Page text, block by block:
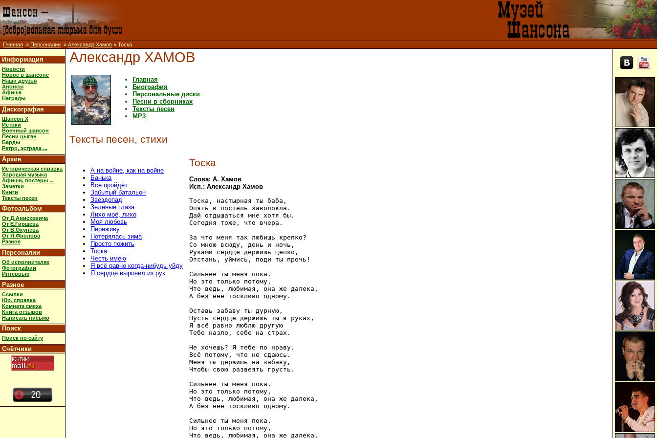
Главная » Персоналии » Александр Хамов » Тоска
Информация
Новости
Новое в шансоне
Наши друзья
Анонсы
Афиша
Награды
Дискография
Шансон X
Истоки
Военный шансон
Песни цыган
Барды
Ретро, эстрада ...
Архив
Историческая справка
Хорошая музыка
Афиши, постеры ...
Заметки
Книги
Тексты песен
Фотоальбом
От Д.Анискевича
От Е.Гиршева
От В.Окунева
От Я.Фролова
Разное
Персоналии
Об исполнителях
Фотографии
Интервью
Разное
Ссылки
Юр. справка
Комната смеха
Книга отзывов
Написать письмо
Поиск
Поиск по сайту
Счётчики
Александр ХАМОВ
Главная
Биография
Персональные диски
Песни в сборниках
Тексты песен
MP3
Тексты песен, стихи
А на войне, как на войне
Банька
Всё пройдёт
Забытый батальон
Звездопад
Зелёные глаза
Лихо моё, лихо
Моя любовь
Переживу
Потерялась зима
Просто пожить
Тоска
Честь имею
Я всё равно когда-нибудь уйду
Я сердце выронил из рук
Тоска
Слова: А. Хамов
Исп.: Александр Хамов
Тоска, настырная ты баба,
Опять в постель заволокла.
Дай отдышаться мне хотя бы.
Сегодня тоже, что вчера.
За что меня так любишь крепко?
Со мною всюду, день и ночь,
Руками сердце держишь цепко,
Отстань, уймись, поди ты прочь!
Сильнее ты меня пока.
Но это только потому,
Что ведь, любимая, она же далека,
А без неё тоскливо одному.
Оставь забаву ты дурную,
Пусть сердце держишь ты в руках,
Я всё равно люблю другую
Тебе назло, себе на страх.
Не хочешь? Я тебе по нраву.
Всё потому, что не сдаюсь.
Меня ты держишь на забаву,
Чтобы свою развеять грусть.
Сильнее ты меня пока.
Но это только потому,
Что ведь, любимая, она же далека,
А без неё тоскливо одному.
Сильнее ты меня пока.
Но это только потому,
Что ведь, любимая, она же далека,